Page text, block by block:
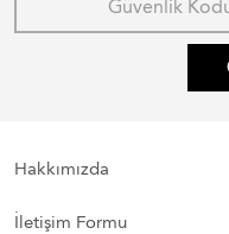
Hakkımızda
İletişim Formu